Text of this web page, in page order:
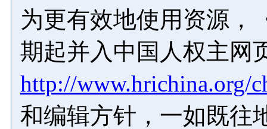
为更有效地使用资源，
期起并入中国人权主网
http://www.hrichina.org/
和编辑方针，一如既往